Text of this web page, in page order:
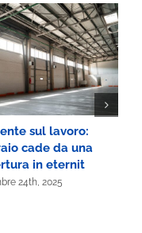
sul lavoro:
cade da una
in eternit
24th, 2025